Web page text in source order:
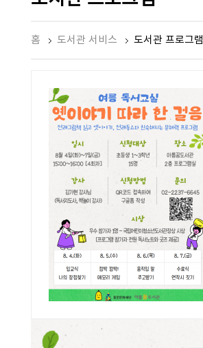
홈 도서관 서비스 도서관 프로그램